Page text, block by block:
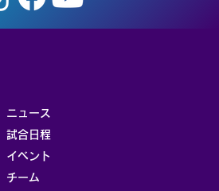
ニュース
試合日程
イベント
チーム